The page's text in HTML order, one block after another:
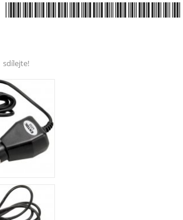
sdílejte!